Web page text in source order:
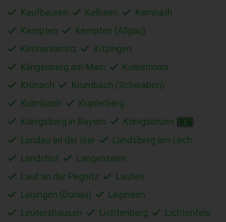
Kaufbeuren
Kelheim
Kemnath
Kempten
Kempten (Allgäu)
Kirchenlamitz
Kitzingen
Klingenberg am Main
Kolbermoor
Kronach
Krumbach (Schwaben)
Kulmbach
Kupferberg
Königsberg in Bayern
Königsbrunn
Landau an der Isar
Landsberg am Lech
Landshut
Langenzenn
Lauf an der Pegnitz
Laufen
Lauingen (Donau)
Leipheim
Leutershausen
Lichtenberg Lichtenfels